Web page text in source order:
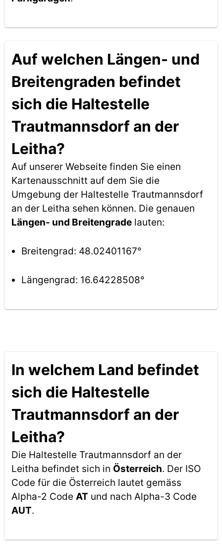
Auf welchen Längen- und
Breitengraden befindet
sich die Haltestelle
Trautmannsdorf an der
Leitha?
Auf unserer Webseite finden Sie einen
Kartenausschnitt auf dem Sie die
Umgebung der Haltestelle Trautmannsdorf
an der Leitha sehen können. Die genauen
Längen- und Breitengradelauten:
Breitengrad: 48.02401167°
Längengrad: 16.64228508°
In welchem Land befindet
sich die Haltestelle
Trautmannsdorf an der
Leitha?
Die Haltestelle Trautmannsdorf an der
Leitha befindet sich in Österreich. Der ISO
Code für die Österreich lautet gemäss
Alpha-2 Code AT und nach Alpha-3 Code
AUT.